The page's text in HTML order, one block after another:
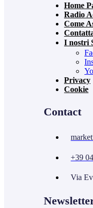
Home
Radio
Come
I nostri
Privacy
Cookie
Contact
+39
Via